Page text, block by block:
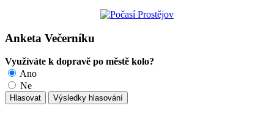
Anketa Večerníku
Využíváte k dopravě po městě kolo?
Ano
Ne